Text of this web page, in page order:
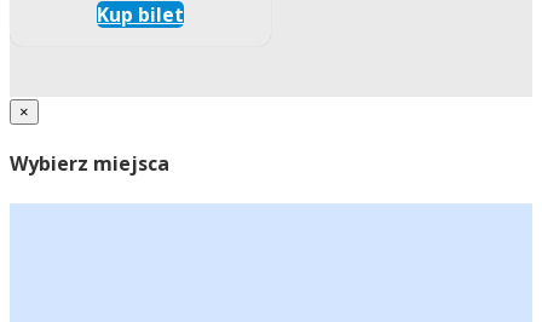
Kup bilet
×
Wybierz miejsca